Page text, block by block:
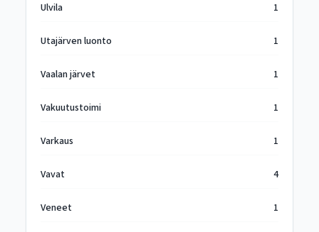
Ulvila 1
Utajärven luonto 1
Vaalan järvet 1
Vakuutustoimi 1
Varkaus 1
Vavat 4
Veneet 1